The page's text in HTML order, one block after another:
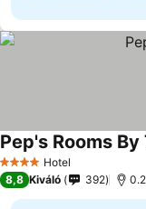
4 KategóriaHotel
Pep's Rooms By
8,8 Kiváló 392